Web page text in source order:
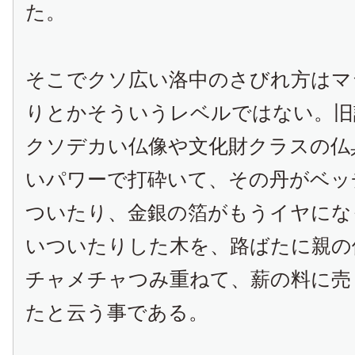
た。
そこでクソ広い洛中のさびれ方は
りとかそういうレベルではない。
クソデカい仏像や文化財クラスの
いパワーで打砕いて、その丹がベ
ついたり、金銀の箔がもうイヤに
いついたりした木を、路ばたに親
チャメチャつみ重ねて、薪の料に
たと云う事である。